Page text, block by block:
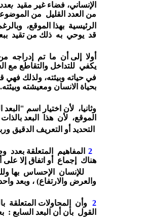
الإنساني، فضاء غير مقيد
من العدد القليل من
الرئيسية بهذا الموقع،
قد يوحي به ذلك من تقيد
أولا إلى أن ما تم إدراجه
يكفي للتداخل والتقاطع مع
في حياته وبيئته، ولذلك فهي
بحياة الانسان ومعيشته وبيئته.
وثانيا، لأن اختيار اسم "البعد
الموقع، لأن هذا البعد بالذات
التحديد أو التعريف الدقيق
2 المفاهيم المتعلقة بعدد
هناك إجماع
أو اتفاق إلا على
للإنسان الإحساس بها
والعرض والارتفاع) ، وبعد
2 وأن المحاولات المتعلقة
القول بأن أن البعد السابع :